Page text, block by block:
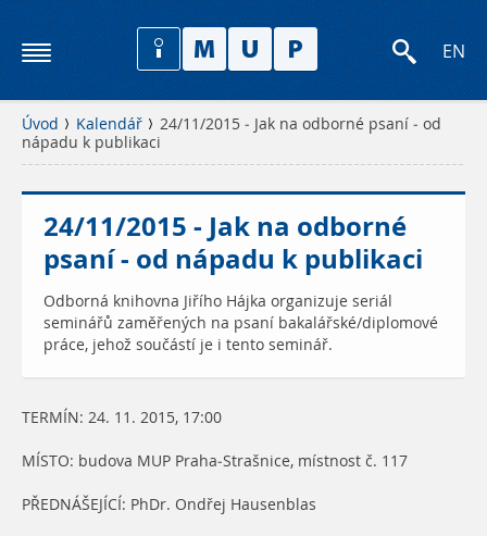
EN
Úvod Kalendář
24/11/2015 - Jak na odborné psaní - od
nápadu k publikaci
24/11/2015 - Jak na odborné
psaní - od nápadu k publikaci
Odborná knihovna Jiřího Hájka organizuje seriál
seminářů zaměřených na psaní bakalářské/diplomové
práce, jehož součástí je i tento seminář.
TERMÍN: 24. 11. 2015, 17:00
MÍSTO: budova MUP Praha-Strašnice, místnost č. 117
PŘEDNÁŠEJÍCÍ: PhDr. Ondřej Hausenblas